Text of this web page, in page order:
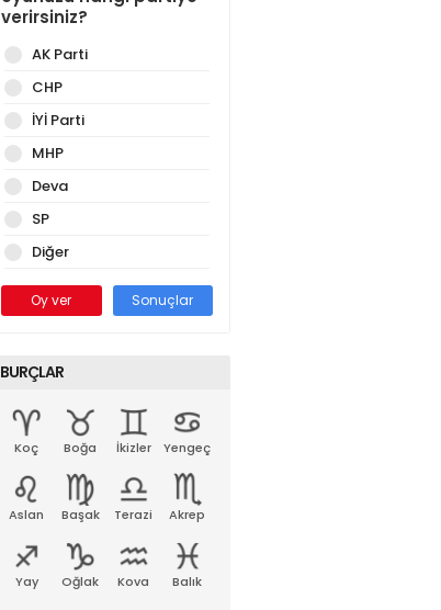
verirsiniz?
AK Parti
CHP
İYİ Parti
MHP
Deva
SP
Diğer
Oy ver Sonuçlar
BURÇLAR
Koç Boğa İkizler Yengeç
Aslan Başak Terazi Akrep
Yay Oğlak Kova Balık